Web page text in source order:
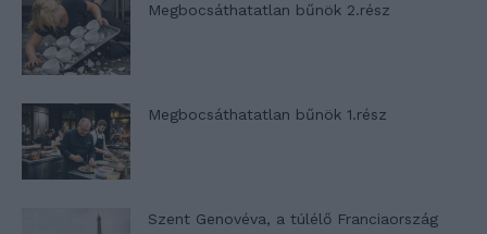
Megbocsáthatatlan bűnök 2.rész
Megbocsáthatatlan bűnök 1.rész
Szent Genovéva, a túlélő Franciaország